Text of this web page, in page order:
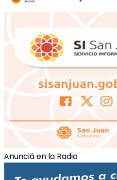
Anunciá en la Radio